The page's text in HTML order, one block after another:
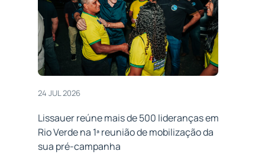
24 JUL 2026
Lissauer reúne mais de 500 lideranças em
Rio Verde na 1ª reunião de mobilização da
sua pré-campanha